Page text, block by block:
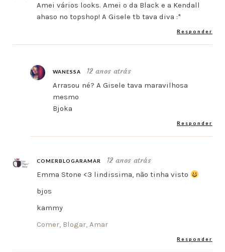
Amei vários looks. Amei o da Black e a Kendall
ahaso no topshop! A Gisele tb tava diva :*
Responder
WANESSA
12 anos atrás
Arrasou né? A Gisele tava maravilhosa
mesmo
Bjoka
Responder
COMERBLOGARAMAR
12 anos atrás
Emma Stone <3 lindissima, não tinha visto
bjos
kammy
Comer, Blogar, Amar
Responder